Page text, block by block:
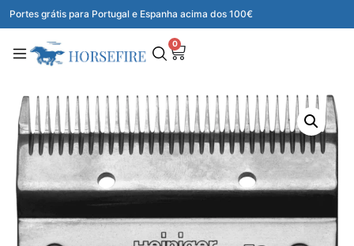
Portes grátis para Portugal e Espanha acima dos 100€
0